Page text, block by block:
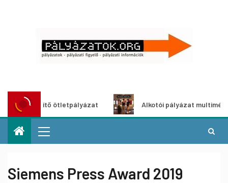
ötletpályázat Alkotói pályázat multimédia-
Siemens Press Award 2019